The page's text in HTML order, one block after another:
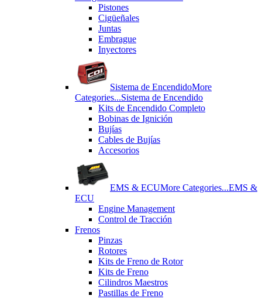
Pistones
Cigüeñales
Juntas
Εmbrague
Inyectores
Sistema de EncendidoMore
Categories...Sistema de Encendido
Kits de Encendido Completo
Bobinas de Ignición
Bujías
Cables de Bujías
Accesorios
EMS & ECUMore Categories...EMS &
ECU
Engine Management
Control de Tracción
Frenos
Pinzas
Rotores
Kits de Freno de Rotor
Kits de Freno
Cilindros Maestros
Pastillas de Freno